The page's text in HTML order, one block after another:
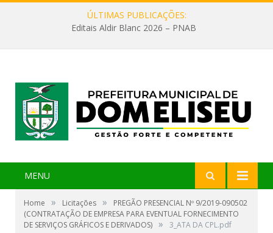
ÚLTIMAS PUBLICAÇÕES:
Editais Aldir Blanc 2026 – PNAB
MENU
Home » Licitações »
PREGÃO PRESENCIAL Nº 9/2019-090502
(CONTRATAÇÃO DE EMPRESA PARA EVENTUAL FORNECIMENTO
DE SERVIÇOS GRÁFICOS E DERIVADOS) » 3_ATA DA CPL.pdf